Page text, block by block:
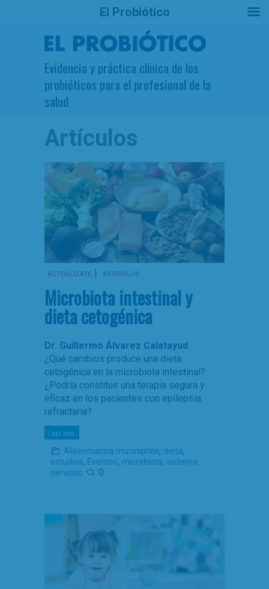
Evidencia y práctica clínica de los
probióticos para el profesional de la
salud
Artículos
ACTUALÍZATE | ARTÍCULOS
Microbiota intestinal y
dieta cetogénica
Dr. Guillermo Álvarez Calatayud
¿Qué cambios produce una dieta
cetogénica en la microbiota intestinal?
¿Podría constituir una terapia segura y
eficaz en los pacientes con epilepsia
refractaria?
Leer más
Akkermansia muciniphila, dieta,
estudios, Eventos, microbiota, sistema
nervioso
0
El Probiótico